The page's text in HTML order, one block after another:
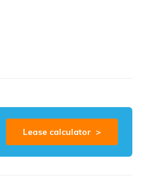
Lease calculator >